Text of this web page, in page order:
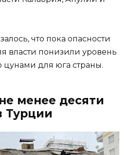
что пока опасности
власти понизили уровень
для юга страны.
менее десяти
Турции